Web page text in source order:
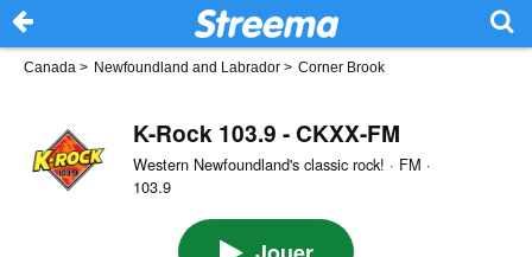
Canada > Newfoundland and Labrador > Corner Brook
K-Rock 103.9 - CKXX-FM
Western Newfoundland's classic rock! · FM ·
103.9